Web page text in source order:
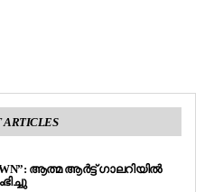
ARTICLES
ആത്മ ആർട്ട് ഗാലറിയിൽ